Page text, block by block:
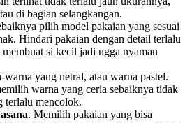
di bagian selangkangan.
pilih model pakaian yang sesuai
Hindari pakaian dengan detail terlalu
si kecil jadi ngga nyaman
warna yang netral, atau warna pastel.
warna yang ceria sebaiknya tidak
terlalu mencolok.
. Memilih pakaian yang bisa